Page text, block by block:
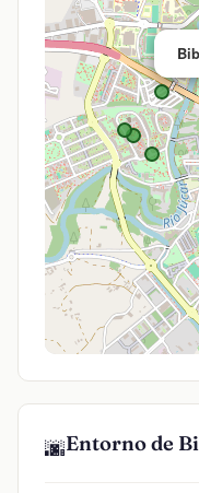
🌆Entorno de